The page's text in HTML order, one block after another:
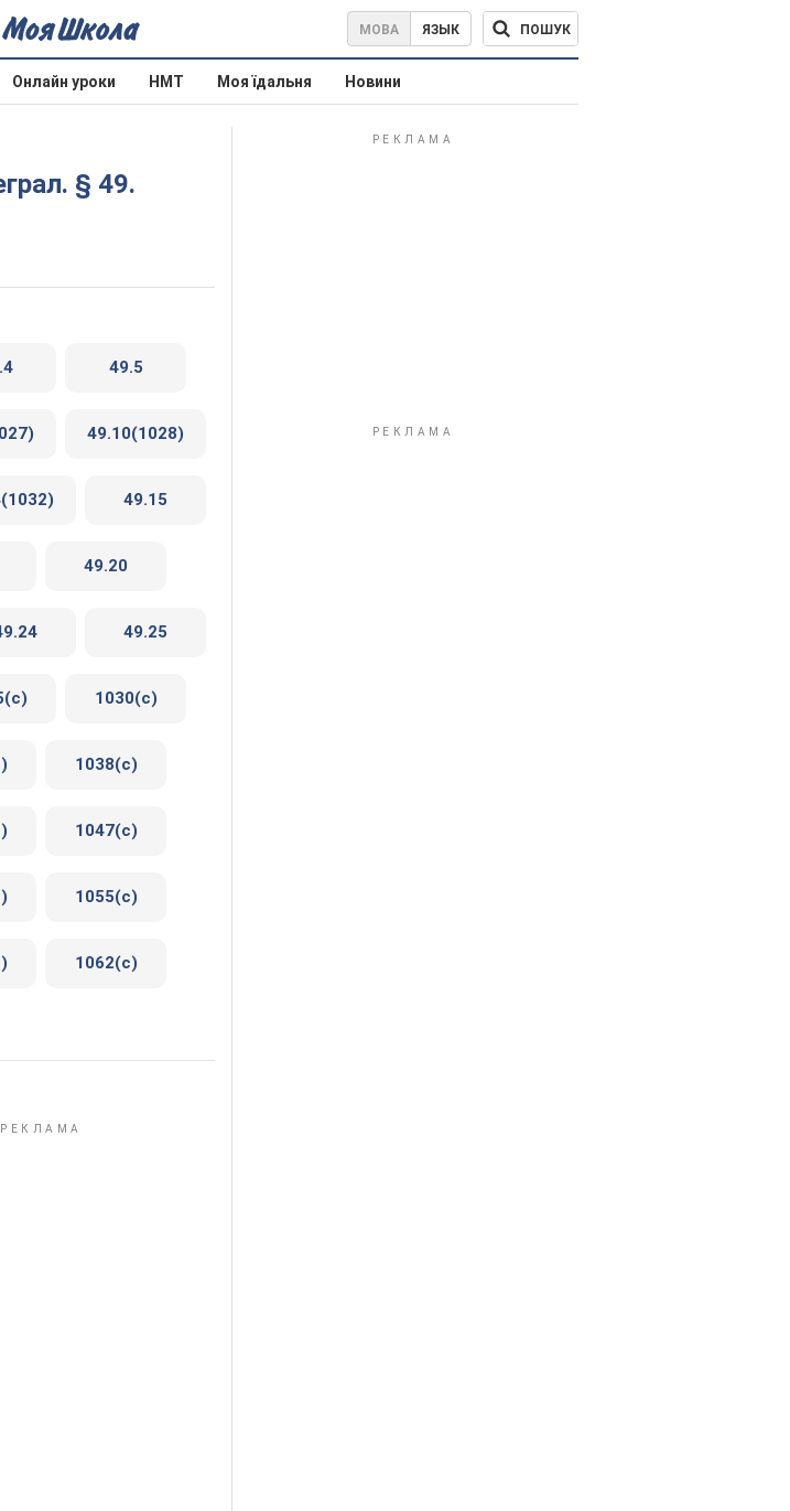
МОВА ЯЗЫК ПОШУК
Онлайн уроки НМТ Моя їдальня Новини
49.5
49.10(1028)
49.15
49.20
49.25
1030(c)
1038(c)
1047(c)
1055(c)
1062(c)